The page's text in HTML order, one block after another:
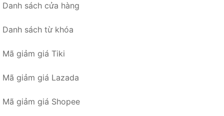
Danh sách cửa hàng
Danh sách từ khóa
Mã giảm giá Tiki
Mã giảm giá Lazada
Mã giảm giá Shopee